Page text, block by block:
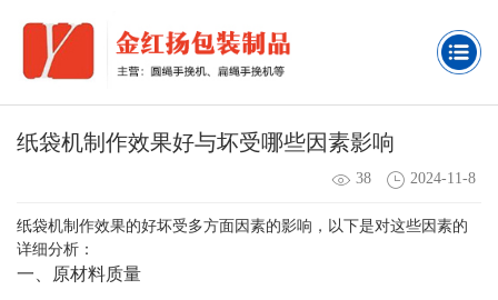
纸袋机制作效果好与坏受哪些因素影响
38 2024-11-8
纸袋机制作效果的好坏受多方面因素的影响，以下是对这些因素的
详细分析：
一、原材料质量